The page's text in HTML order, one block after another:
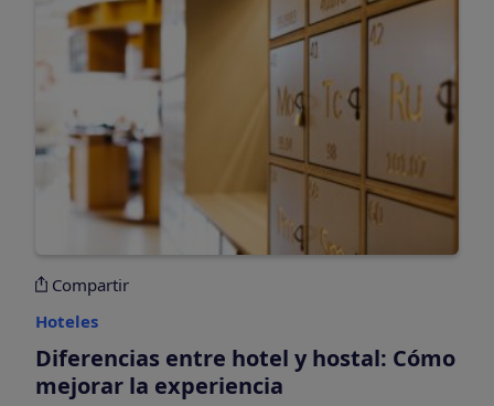
Compartir
Hoteles
Diferencias entre hotel y hostal: Cómo
mejorar la experiencia